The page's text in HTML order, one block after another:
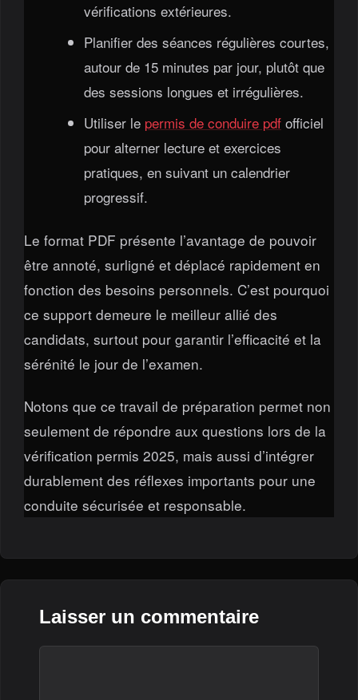
vérifications extérieures.
Planifier des séances régulières courtes,
autour de 15 minutes par jour, plutôt que
des sessions longues et irrégulières.
Utiliser le permis de conduire pdfofficiel
pour alterner lecture et exercices
pratiques, en suivant un calendrier
progressif.
Le format PDF présente l’avantage de pouvoir
être annoté, surligné et déplacé rapidement en
fonction des besoins personnels. C’est pourquoi
ce support demeure le meilleur allié des
candidats, surtout pour garantir l’efficacité et la
sérénité le jour de l’examen.
Notons que ce travail de préparation permet non
seulement de répondre aux questions lors de la
vérification permis 2025, mais aussi d’intégrer
durablement des réflexes importants pour une
conduite sécurisée et responsable.
Laisser un commentaire